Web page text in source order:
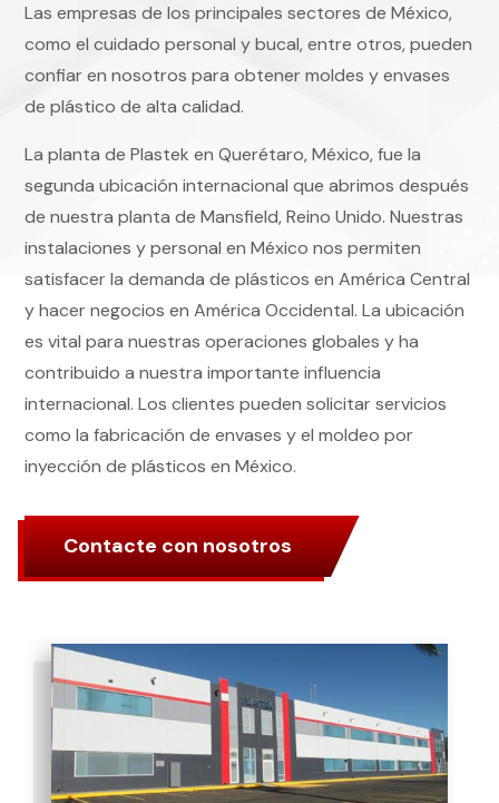
Las empresas de los principales sectores de México,
como el cuidado personal y bucal, entre otros, pueden
confiar en nosotros para obtener moldes y envases
de plástico de alta calidad.
La planta de Plastek en Querétaro, México, fue la
segunda ubicación internacional que abrimos después
de nuestra planta de Mansfield, Reino Unido. Nuestras
instalaciones y personal en México nos permiten
satisfacer la demanda de plásticos en América Central
y hacer negocios en América Occidental. La ubicación
es vital para nuestras operaciones globales y ha
contribuido a nuestra importante influencia
internacional. Los clientes pueden solicitar servicios
como la fabricación de envases y el moldeo por
inyección de plásticos en México.
Contacte con nosotros